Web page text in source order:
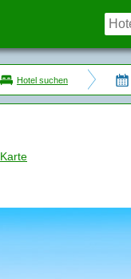
Hotel suchen
Karte